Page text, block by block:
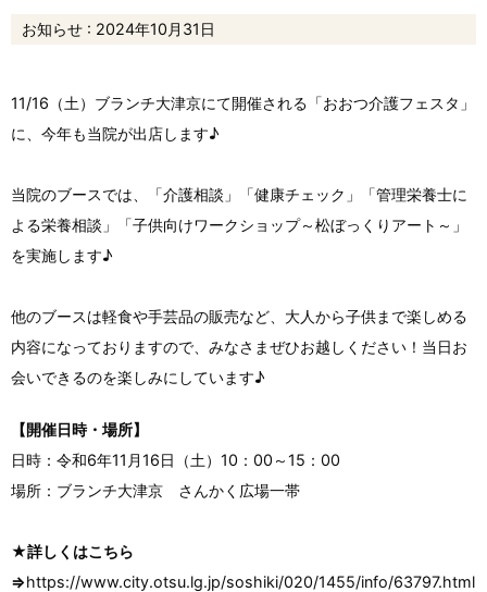
お知らせ : 2024年10月31日
11/16（土）ブランチ大津京にて開催される「おおつ介護フェスタ」
に、今年も当院が出店します♪
当院のブースでは、「介護相談」「健康チェック」「管理栄養士に
よる栄養相談」「子供向けワークショップ～松ぼっくりアート～」
を実施します♪
他のブースは軽食や手芸品の販売など、大人から子供まで楽しめる
内容になっておりますので、みなさまぜひお越しください！当日お
会いできるのを楽しみにしています♪
【開催日時・場所】
日時：令和6年11月16日（土）10：00～15：00
場所：ブランチ大津京 さんかく広場一帯
★詳しくはこちら
⇒https://www.city.otsu.lg.jp/soshiki/020/1455/info/63797.html